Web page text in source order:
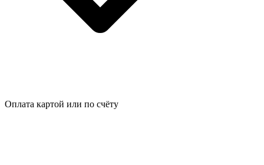
Оплата картой или по счёту